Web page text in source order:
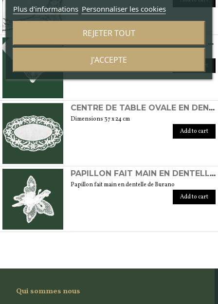
MOUCHOIR EN COTON 'BATISTA' AVEC DENTELLE AU POINT DE BURANO
Add to cart
CENTRE DE TABLE OVALE EN DENTELLE DE BURANO
Dimensions 37 x 24 cm
Add to cart
PAPILLON FAIT MAIN EN DENTELLE DE BURANO
Papillon fait main en dentelle de Burano
Add to cart
Qui sommes nous
Plus d'informations Personnaliser les cookies
REJETER TOUT
J'ACCEPTE